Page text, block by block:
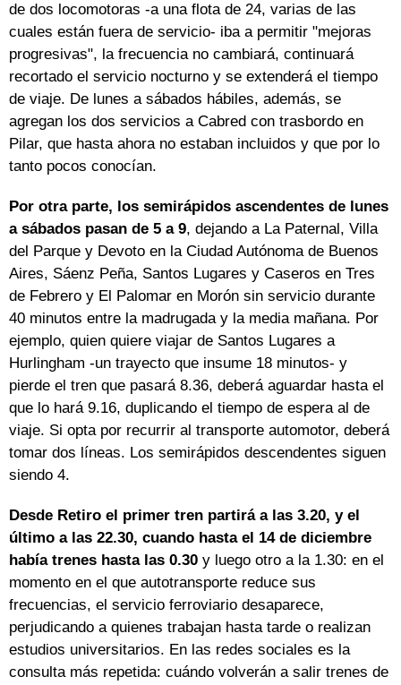
de dos locomotoras -a una flota de 24, varias de las
cuales están fuera de servicio- iba a permitir "mejoras
progresivas", la frecuencia no cambiará, continuará
recortado el servicio nocturno y se extenderá el tiempo
de viaje. De lunes a sábados hábiles, además, se
agregan los dos servicios a Cabred con trasbordo en
Pilar, que hasta ahora no estaban incluidos y que por lo
tanto pocos conocían.
Por otra parte, los semirápidos ascendentes de lunes
a sábados pasan de 5 a 9, dejando a La Paternal, Villa
del Parque y Devoto en la Ciudad Autónoma de Buenos
Aires, Sáenz Peña, Santos Lugares y Caseros en Tres
de Febrero y El Palomar en Morón sin servicio durante
40 minutos entre la madrugada y la media mañana. Por
ejemplo, quien quiere viajar de Santos Lugares a
Hurlingham -un trayecto que insume 18 minutos- y
pierde el tren que pasará 8.36, deberá aguardar hasta el
que lo hará 9.16, duplicando el tiempo de espera al de
viaje. Si opta por recurrir al transporte automotor, deberá
tomar dos líneas. Los semirápidos descendentes siguen
siendo 4.
Desde Retiro el primer tren partirá a las 3.20, y el
último a las 22.30, cuando hasta el 14 de diciembre
había trenes hasta las 0.30 y luego otro a la 1.30: en el
momento en el que autotransporte reduce sus
frecuencias, el servicio ferroviario desaparece,
perjudicando a quienes trabajan hasta tarde o realizan
estudios universitarios. En las redes sociales es la
consulta más repetida: cuándo volverán a salir trenes de